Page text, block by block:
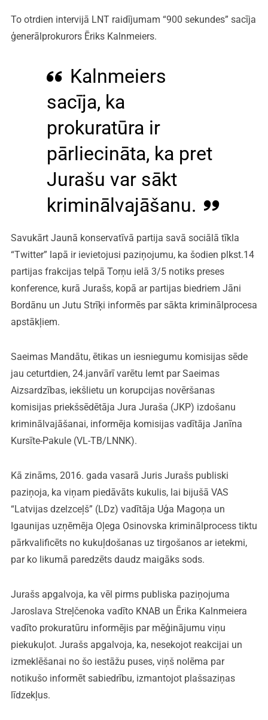
To otrdien intervijā LNT raidījumam “900 sekundes” sacīja
ģenerālprokurors Ēriks Kalnmeiers.
Kalnmeiers
sacīja, ka
prokuratūra ir
pārliecināta, ka pret
Jurašu var sākt
kriminālvajāšanu.
Savukārt Jaunā konservatīvā partija savā sociālā tīkla
“Twitter” lapā ir ievietojusi paziņojumu, ka šodien plkst.14
partijas frakcijas telpā Torņu ielā 3/5 notiks preses
konference, kurā Jurašs, kopā ar partijas biedriem Jāni
Bordānu un Jutu Strīķi informēs par sākta kriminālprocesa
apstākļiem.
Saeimas Mandātu, ētikas un iesniegumu komisijas sēde
jau ceturtdien, 24.janvārī varētu lemt par Saeimas
Aizsardzības, iekšlietu un korupcijas novēršanas
komisijas priekšsēdētāja Jura Juraša (JKP) izdošanu
kriminālvajāšanai, informēja komisijas vadītāja Janīna
Kursīte-Pakule (VL-TB/LNNK).
Kā zināms, 2016. gada vasarā Juris Jurašs publiski
paziņoja, ka viņam piedāvāts kukulis, lai bijušā VAS
“Latvijas dzelzceļš” (LDz) vadītāja Uģa Magoņa un
Igaunijas uzņēmēja Oļega Osinovska kriminālprocess tiktu
pārkvalificēts no kukuļdošanas uz tirgošanos ar ietekmi,
par ko likumā paredzēts daudz maigāks sods.
Jurašs apgalvoja, ka vēl pirms publiska paziņojuma
Jaroslava Streļčenoka vadīto KNAB un Ērika Kalnmeiera
vadīto prokuratūru informējis par mēģinājumu viņu
piekukuļot. Jurašs apgalvoja, ka, nesekojot reakcijai un
izmeklēšanai no šo iestāžu puses, viņš nolēma par
notikušo informēt sabiedrību, izmantojot plašsaziņas
līdzekļus.